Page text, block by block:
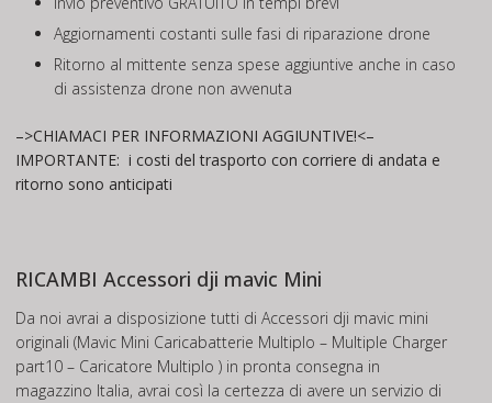
Aggiornamenti costanti sulle fasi di riparazione drone
Ritorno al mittente senza spese aggiuntive anche in caso
di assistenza drone non avvenuta
–>CHIAMACI PER INFORMAZIONI AGGIUNTIVE!<–
IMPORTANTE: i costi del trasporto con corriere di andata e
ritorno sono anticipati
RICAMBI Accessori dji mavic Mini
Da noi avrai a disposizione tutti di Accessori dji mavic mini
originali (Mavic Mini Caricabatterie Multiplo – Multiple Charger
part10 – Caricatore Multiplo ) in pronta consegna in
magazzino Italia, avrai così la certezza di avere un servizio di